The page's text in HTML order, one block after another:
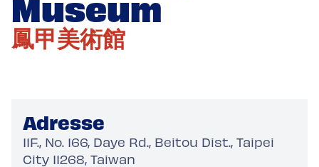
鳳甲美術館
Adresse
11F., No. 166, Daye Rd., Beitou Dist., Taipei
City 11268, Taiwan